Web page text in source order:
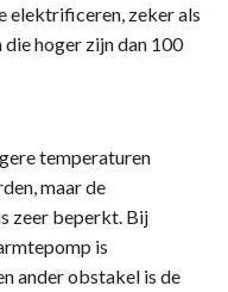
elektrificeren, zeker als
hoger zijn dan 100
temperaturen
maar de
zeer beperkt. Bij
is
ander obstakel is de